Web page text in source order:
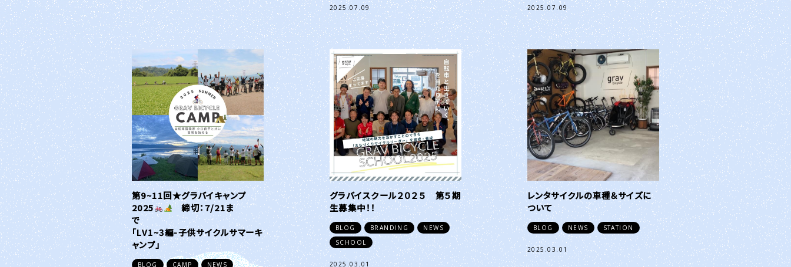
2025.07.09 2025.07.09
第9~11回★グラバイキャンプ
2025
締切：7/21ま
で
「LV1~3編-子供サイクルサマーキ
ャンプ」
BLOG CAMP NEWS
グラバイスクール２０２５ 第５期
生募集中！！
BLOG BRANDING
NEWS
SCHOOL
2025.03.01
レンタサイクルの車種＆サイズに
ついて
BLOG NEWS STATION
2025.03.01